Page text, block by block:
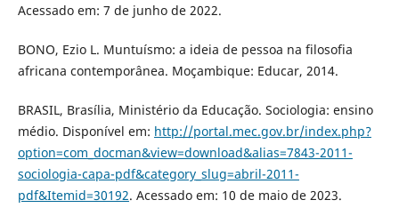
Acessado em: 7 de junho de 2022.
BONO, Ezio L. Muntuísmo: a ideia de pessoa na filosofia
africana contemporânea. Moçambique: Educar, 2014.
BRASIL, Brasília, Ministério da Educação. Sociologia: ensino
médio. Disponível em: http://portal.mec.gov.br/index.php?
option=com_docman&view=download&alias=7843-2011-
sociologia-capa-pdf&category_slug=abril-2011-
pdf&Itemid=30192. Acessado em: 10 de maio de 2023.